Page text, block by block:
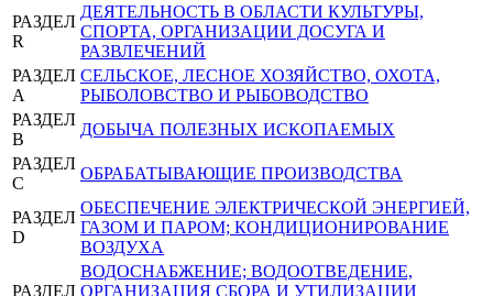
РАЗДЕЛ
R
ДЕЯТЕЛЬНОСТЬ В ОБЛАСТИ КУЛЬТУРЫ,
СПОРТА, ОРГАНИЗАЦИИ ДОСУГА И
РАЗВЛЕЧЕНИЙ
РАЗДЕЛ
A
СЕЛЬСКОЕ, ЛЕСНОЕ ХОЗЯЙСТВО, ОХОТА,
РЫБОЛОВСТВО И РЫБОВОДСТВО
РАЗДЕЛ
B
ДОБЫЧА ПОЛЕЗНЫХ ИСКОПАЕМЫХ
РАЗДЕЛ
C
ОБРАБАТЫВАЮЩИЕ ПРОИЗВОДСТВА
РАЗДЕЛ
D
ОБЕСПЕЧЕНИЕ ЭЛЕКТРИЧЕСКОЙ ЭНЕРГИЕЙ,
ГАЗОМ И ПАРОМ; КОНДИЦИОНИРОВАНИЕ
ВОЗДУХА
РАЗДЕЛ
ВОДОСНАБЖЕНИЕ; ВОДООТВЕДЕНИЕ,
ОРГАНИЗАЦИЯ СБОРА И УТИЛИЗАЦИИ